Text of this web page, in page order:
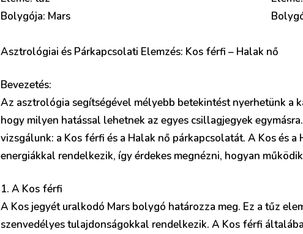
Bolygója: Mars
Asztrológiai és Párkapcsolati Elemzés: Kos férfi – Halak nő
Bevezetés:
Az asztrológia segítségével mélyebb betekintést nyerhetünk a
hogy milyen hatással lehetnek az egyes csillagjegyek
vizsgálunk: a Kos férfi és a Halak nő párkapcsolatát. A Kos és
energiákkal rendelkezik, így érdekes megnézni, hogyan
1. A Kos férfi
A Kos jegyét uralkodó Mars bolygó határozza meg. Ez a tűz
szenvedélyes tulajdonságokkal rendelkezik. A Kos férfi